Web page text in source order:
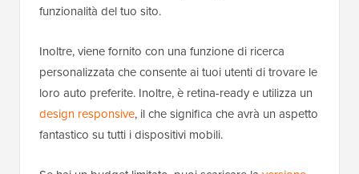
funzionalità del tuo sito.
Inoltre, viene fornito con una funzione di ricerca
personalizzata che consente ai tuoi utenti di trovare le
loro auto preferite. Inoltre, è retina-ready e utilizza un
design responsive, il che significa che avrà un aspetto
fantastico su tutti i dispositivi mobili.